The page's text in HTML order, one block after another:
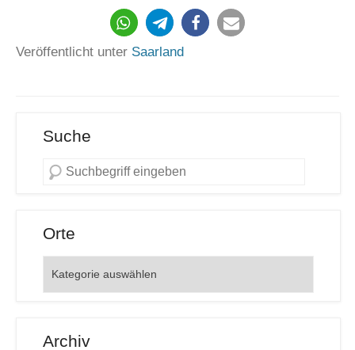
1496
Veröffentlicht unter Saarland
Suche
Orte
Archiv